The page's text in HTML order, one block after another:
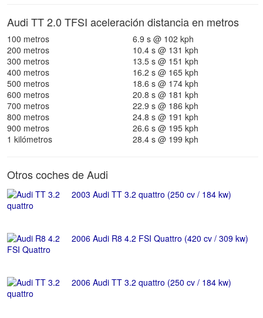
Audi TT 2.0 TFSI aceleración distancia en metros
100 metros
6.9 s @ 102 kph
200 metros
10.4 s @ 131 kph
300 metros
13.5 s @ 151 kph
400 metros
16.2 s @ 165 kph
500 metros
18.6 s @ 174 kph
600 metros
20.8 s @ 181 kph
700 metros
22.9 s @ 186 kph
800 metros
24.8 s @ 191 kph
900 metros
26.6 s @ 195 kph
1 kilómetros
28.4 s @ 199 kph
Otros coches de Audi
2003 Audi TT 3.2 quattro (250 cv / 184 kw)
2006 Audi R8 4.2 FSI Quattro (420 cv / 309 kw)
2006 Audi TT 3.2 quattro (250 cv / 184 kw)